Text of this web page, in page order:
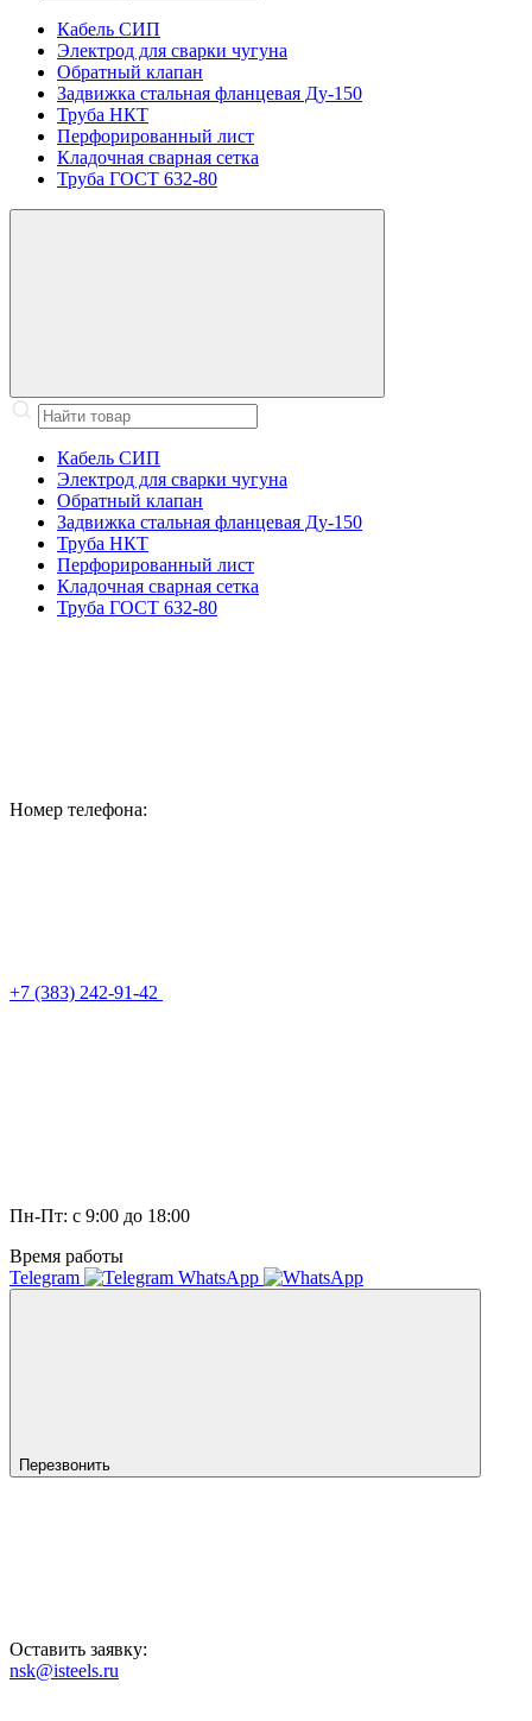
Кабель СИП
Электрод для сварки чугуна
Обратный клапан
Задвижка стальная фланцевая Ду-150
Труба НКТ
Перфорированный лист
Кладочная сварная сетка
Труба ГОСТ 632-80
Кабель СИП
Электрод для сварки чугуна
Обратный клапан
Задвижка стальная фланцевая Ду-150
Труба НКТ
Перфорированный лист
Кладочная сварная сетка
Труба ГОСТ 632-80
Номер телефона:
+7 (383) 242-91-42
Пн-Пт: с 9:00 до 18:00
Время работы
Telegram
WhatsApp
Перезвонить
Оставить заявку:
nsk@isteels.ru